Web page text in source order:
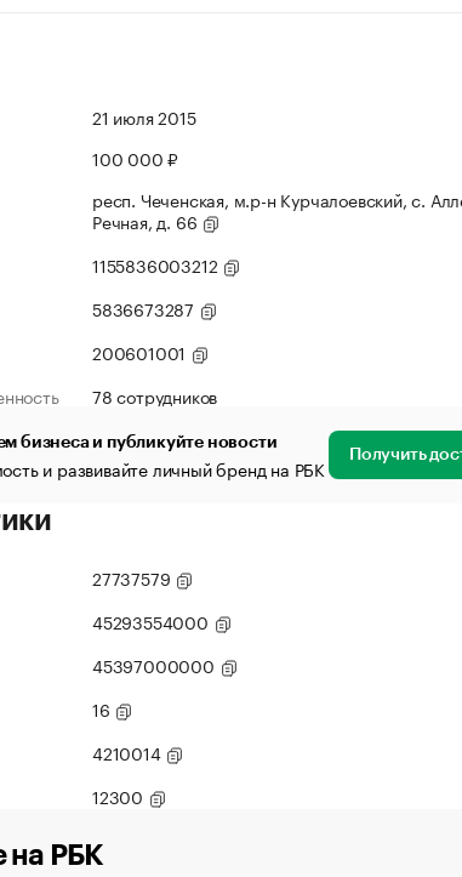
21 июля 2015
100 000 ₽
респ. Чеченская, м.р-н Курчалоевский, с.
Речная, д. 66
1155836003212
5836673287
200601001
78 сотрудников
бизнеса и публикуйте новости
и развивайте личный бренд на РБК Получить
27737579
45293554000
45397000000
16
4210014
12300
на РБК